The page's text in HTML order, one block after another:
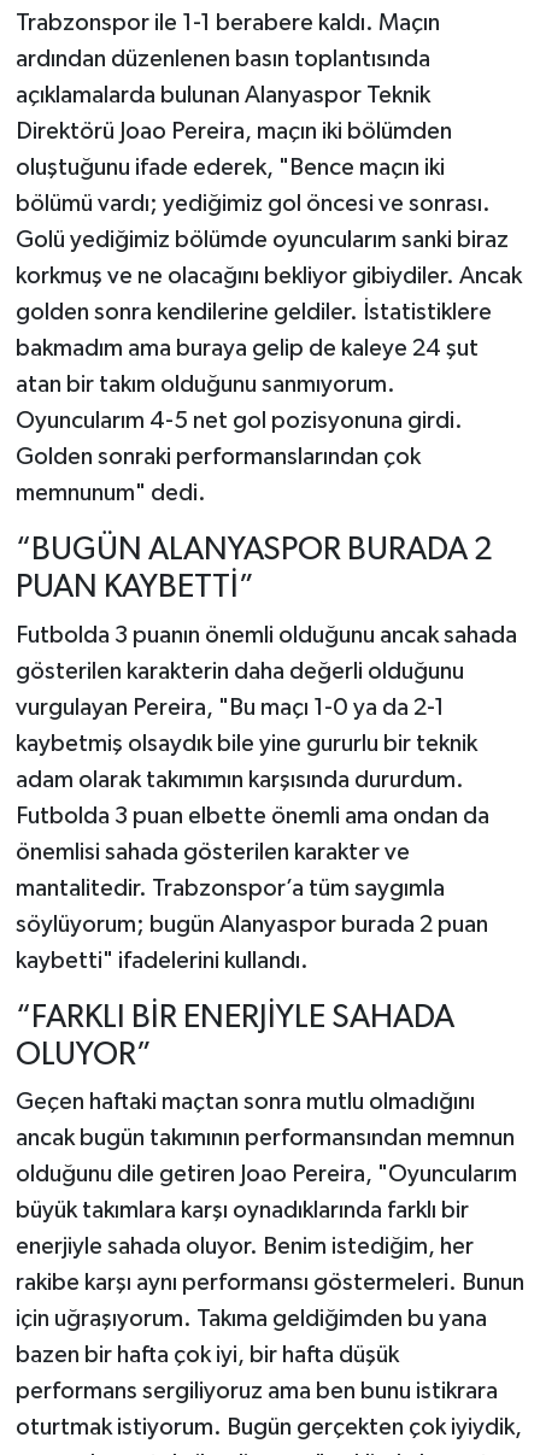
Trabzonspor ile 1-1 berabere kaldı. Maçın
ardından düzenlenen basın toplantısında
açıklamalarda bulunan Alanyaspor Teknik
Direktörü Joao Pereira, maçın iki bölümden
oluştuğunu ifade ederek, "Bence maçın iki
bölümü vardı; yediğimiz gol öncesi ve sonrası.
Golü yediğimiz bölümde oyuncularım sanki biraz
korkmuş ve ne olacağını bekliyor gibiydiler. Ancak
golden sonra kendilerine geldiler. İstatistiklere
bakmadım ama buraya gelip de kaleye 24 şut
atan bir takım olduğunu sanmıyorum.
Oyuncularım 4-5 net gol pozisyonuna girdi.
Golden sonraki performanslarından çok
memnunum" dedi.
“BUGÜN ALANYASPOR BURADA 2
PUAN KAYBETTİ”
Futbolda 3 puanın önemli olduğunu ancak sahada
gösterilen karakterin daha değerli olduğunu
vurgulayan Pereira, "Bu maçı 1-0 ya da 2-1
kaybetmiş olsaydık bile yine gururlu bir teknik
adam olarak takımımın karşısında dururdum.
Futbolda 3 puan elbette önemli ama ondan da
önemlisi sahada gösterilen karakter ve
mantalitedir. Trabzonspor’a tüm saygımla
söylüyorum; bugün Alanyaspor burada 2 puan
kaybetti" ifadelerini kullandı.
“FARKLI BİR ENERJİYLE SAHADA
OLUYOR”
Geçen haftaki maçtan sonra mutlu olmadığını
ancak bugün takımının performansından memnun
olduğunu dile getiren Joao Pereira, "Oyuncularım
büyük takımlara karşı oynadıklarında farklı bir
enerjiyle sahada oluyor. Benim istediğim, her
rakibe karşı aynı performansı göstermeleri. Bunun
için uğraşıyorum. Takıma geldiğimden bu yana
bazen bir hafta çok iyi, bir hafta düşük
performans sergiliyoruz ama ben bunu istikrara
oturtmak istiyorum. Bugün gerçekten çok iyiydik,